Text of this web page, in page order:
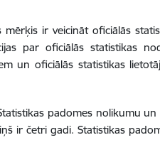
ir veicināt oficiālās
par oficiālās statistikas
un oficiālās statistikas
padomes nolikumu
ir četri gadi. Statistikas